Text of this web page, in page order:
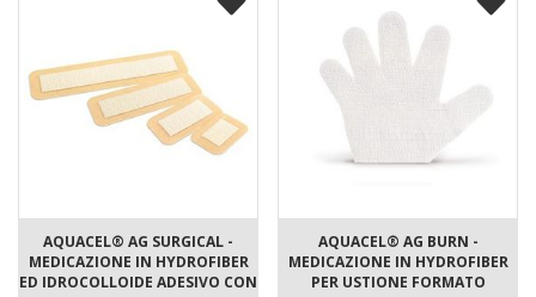
AQUACEL® AG SURGICAL -
MEDICAZIONE IN HYDROFIBER
ED IDROCOLLOIDE ADESIVO CON
AQUACEL® AG BURN -
MEDICAZIONE IN HYDROFIBER
PER USTIONE FORMATO